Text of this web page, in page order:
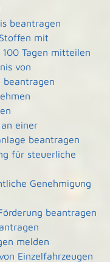
beantragen
mit
Tagen mitteilen
von
beantragen
einer
beantragen
für steuerliche
Genehmigung
beantragen
melden
Einzelfahrzeugen